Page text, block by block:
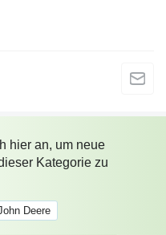
hier an, um neue
Kategorie zu
Deere